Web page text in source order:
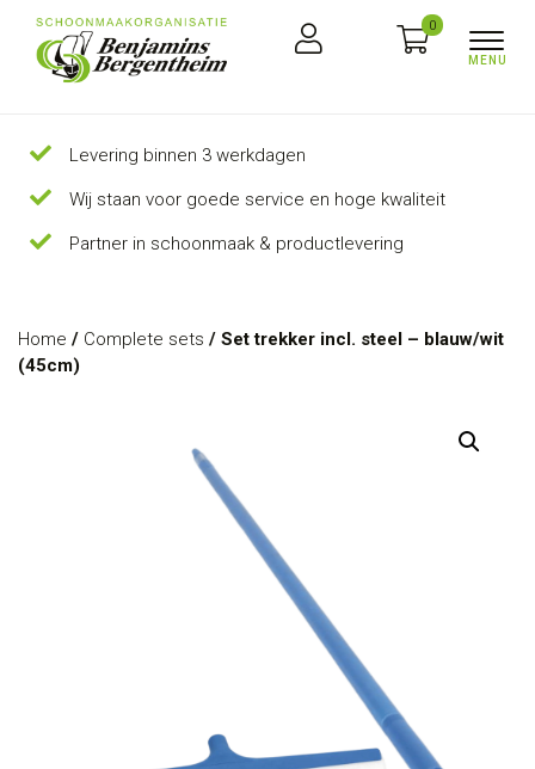
0
Levering binnen 3 werkdagen
Wij staan voor goede service en hoge kwaliteit
Partner in schoonmaak & productlevering
Home / Complete sets / Set trekker incl. steel – blauw/wit
(45cm)